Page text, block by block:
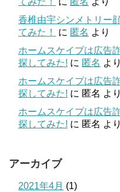
香椎由宇シンメトリー
てみた！
に 匿名 より
ホームスケイプは広告
探してみた! に 匿名 より
ホームスケイプは広告
探してみた! に 匿名 より
ホームスケイプは広告
探してみた! に 匿名 より
アーカイブ
2021年4月 (1)